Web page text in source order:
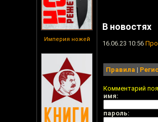
Империя ножей
В новостях
16.06.23 10:56 Про
Правила |
Комментарий
имя:
пароль: